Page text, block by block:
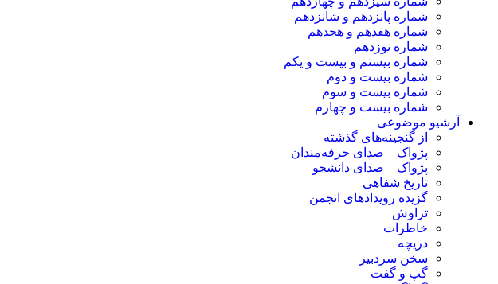
شماره پانزدهم و شانزدهم
شماره هفدهم و هجدهم
شماره نوزدهم
شماره بیستم و بیست و یکم
شماره بیست و دوم
شماره بیست و سوم
شماره بیست و چهارم
آرشیو موضوعی
از گنجینه‌های گذشته
پژواک – صدای حرفه‌مندان
پژواک – صدای دانشجو
تاریخ شفاهی
گزیده رویدادهای انجمن
تراوش
خاطرات
دریچه
سخن سردبیر
گپ و گفت